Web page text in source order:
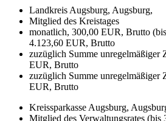
Landkreis Augsburg, Augsburg,
Mitglied des Kreistages
monatlich, 300,00 EUR, Brutto
4.123,60 EUR, Brutto
zuzüglich Summe unregelmäßiger
EUR, Brutto
zuzüglich Summe unregelmäßiger
EUR, Brutto
Kreissparkasse Augsburg,
Mitglied des Verwaltungsrates (bis